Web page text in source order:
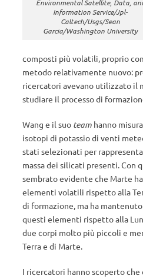
Environmental Satellite, Data,
Information Service/Jpl-
Caltech/Usgs/Sean
Garcia/Washington University
composti più volatili, proprio
metodo relativamente nuovo:
ricercatori avevano utilizzato il
studiare il processo di
Wang e il suo team hanno
isotopi di potassio di venti
stati selezionati per
massa dei silicati presenti. Con
sembrato evidente che Marte
elementi volatili rispetto alla
di formazione, ma ha
questi elementi rispetto alla
due corpi molto più piccoli e
Terra e di Marte.
I ricercatori hanno scoperto